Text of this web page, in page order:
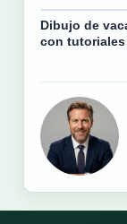
Dibujo de
con